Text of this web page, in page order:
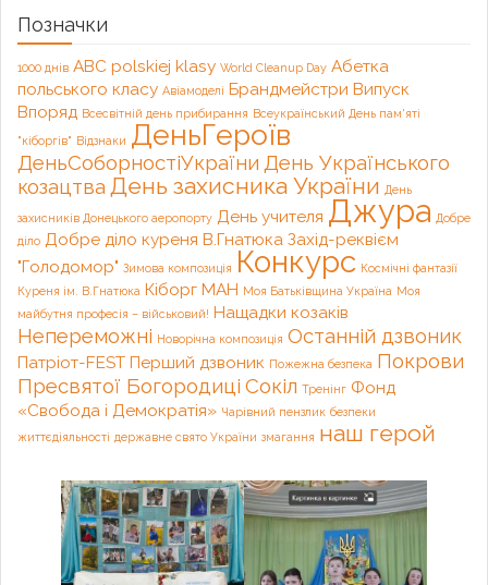
Позначки
1000 днів ABC polskiej klasy World Cleanup Day Абетка
польського класу Авіамоделі Брандмейстри Випуск
Впоряд Всесвітній день прибирання Всеукраїнський День пам'яті
"кіборгів" Відзнаки ДеньГероїв
ДеньСоборностіУкраїни День Українського
козацтва День захисника України День
захисників Донецького аеропорту День учителя Джура Добре
діло Добре діло куреня В.Гнатюка Захід-реквієм
"Голодомор" Зимова композиція Конкурс Космічні фантазії
Куреня ім. В.Гнатюка Кіборг МАН Моя Батьківщина Україна Моя
майбутня професія – військовий! Нащадки козаків
Непереможні Новорічна композиція Останній дзвоник
Патріот-FEST Перший дзвоник Пожежна безпека Покрови
Пресвятої Богородиці Сокіл Тренінг Фонд
«Свобода і Демократія» Чарівний пензлик безпеки
життєдіяльності державне свято України змагання наш герой